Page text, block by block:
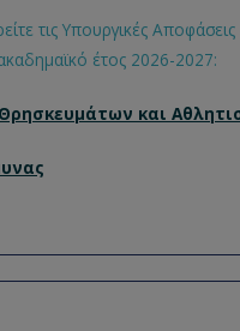
τις Υπουργικές Αποφάσεις
έτος 2026-2027:
και